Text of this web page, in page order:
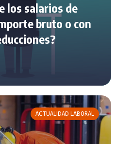
los salarios de
bruto o con
ACTUALIDAD LABORAL